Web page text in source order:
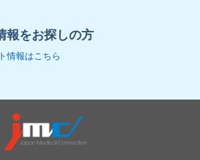
報をお探しの方
情報はこちら